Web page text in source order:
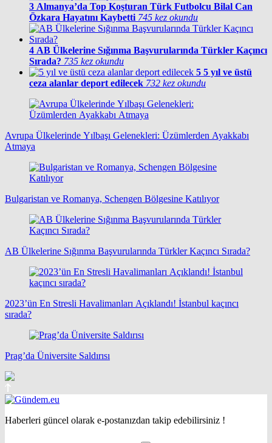
3 Almanya’da Top Koşturan Türk Futbolcu Bilal Can
Özkara Hayatını Kaybetti 745 kez okundu
4 AB Ülkelerine Sığınma Başvurularında Türkler Kaçıncı
Sırada? 735 kez okundu
5 5 yıl ve üstü
ceza alanlar deport edilecek 732 kez okundu
Avrupa Ülkelerinde Yılbaşı Gelenekleri: Üzümlerden Ayakkabı
Atmaya
Bulgaristan ve Romanya, Schengen Bölgesine Katılıyor
AB Ülkelerine Sığınma Başvurularında Türkler Kaçıncı Sırada?
2023’ün En Stresli Havalimanları Açıklandı! İstanbul kaçıncı
sırada?
Prag’da Üniversite Saldırısı
Haberleri güncel olarak e-postanızdan takip edebilirsiniz !